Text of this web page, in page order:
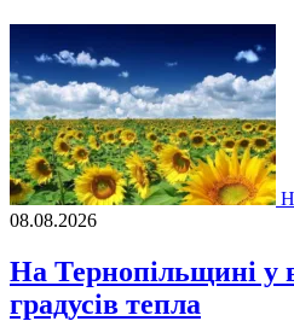
08.08.2026
На Тернопільщині у
градусів тепла